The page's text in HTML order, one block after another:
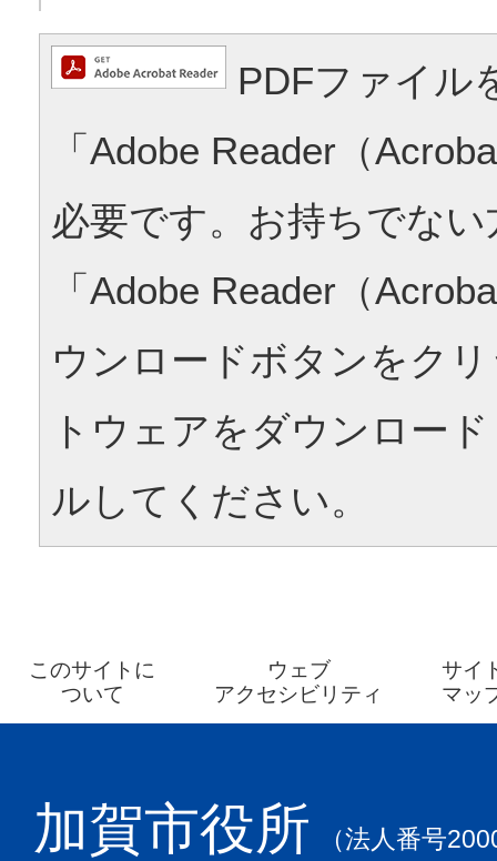
PDFファイル
「Adobe Reader（
必要です。お持ちでな
「Adobe Reader（
ウンロードボタンをク
トウェアをダウンロー
ルしてください。
このサイトに
ついて
ウェブ
アクセシビリティ
サイ
マッ
加賀市役所 （法人番号